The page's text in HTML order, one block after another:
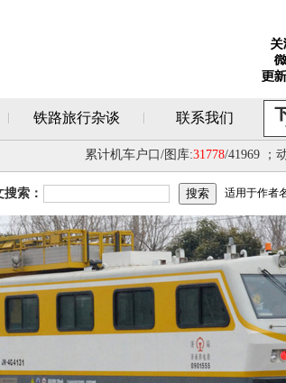
铁路旅行杂谈 联系我们
累计机车户口/图库:31778/41969 ；
搜索： 适用于作者